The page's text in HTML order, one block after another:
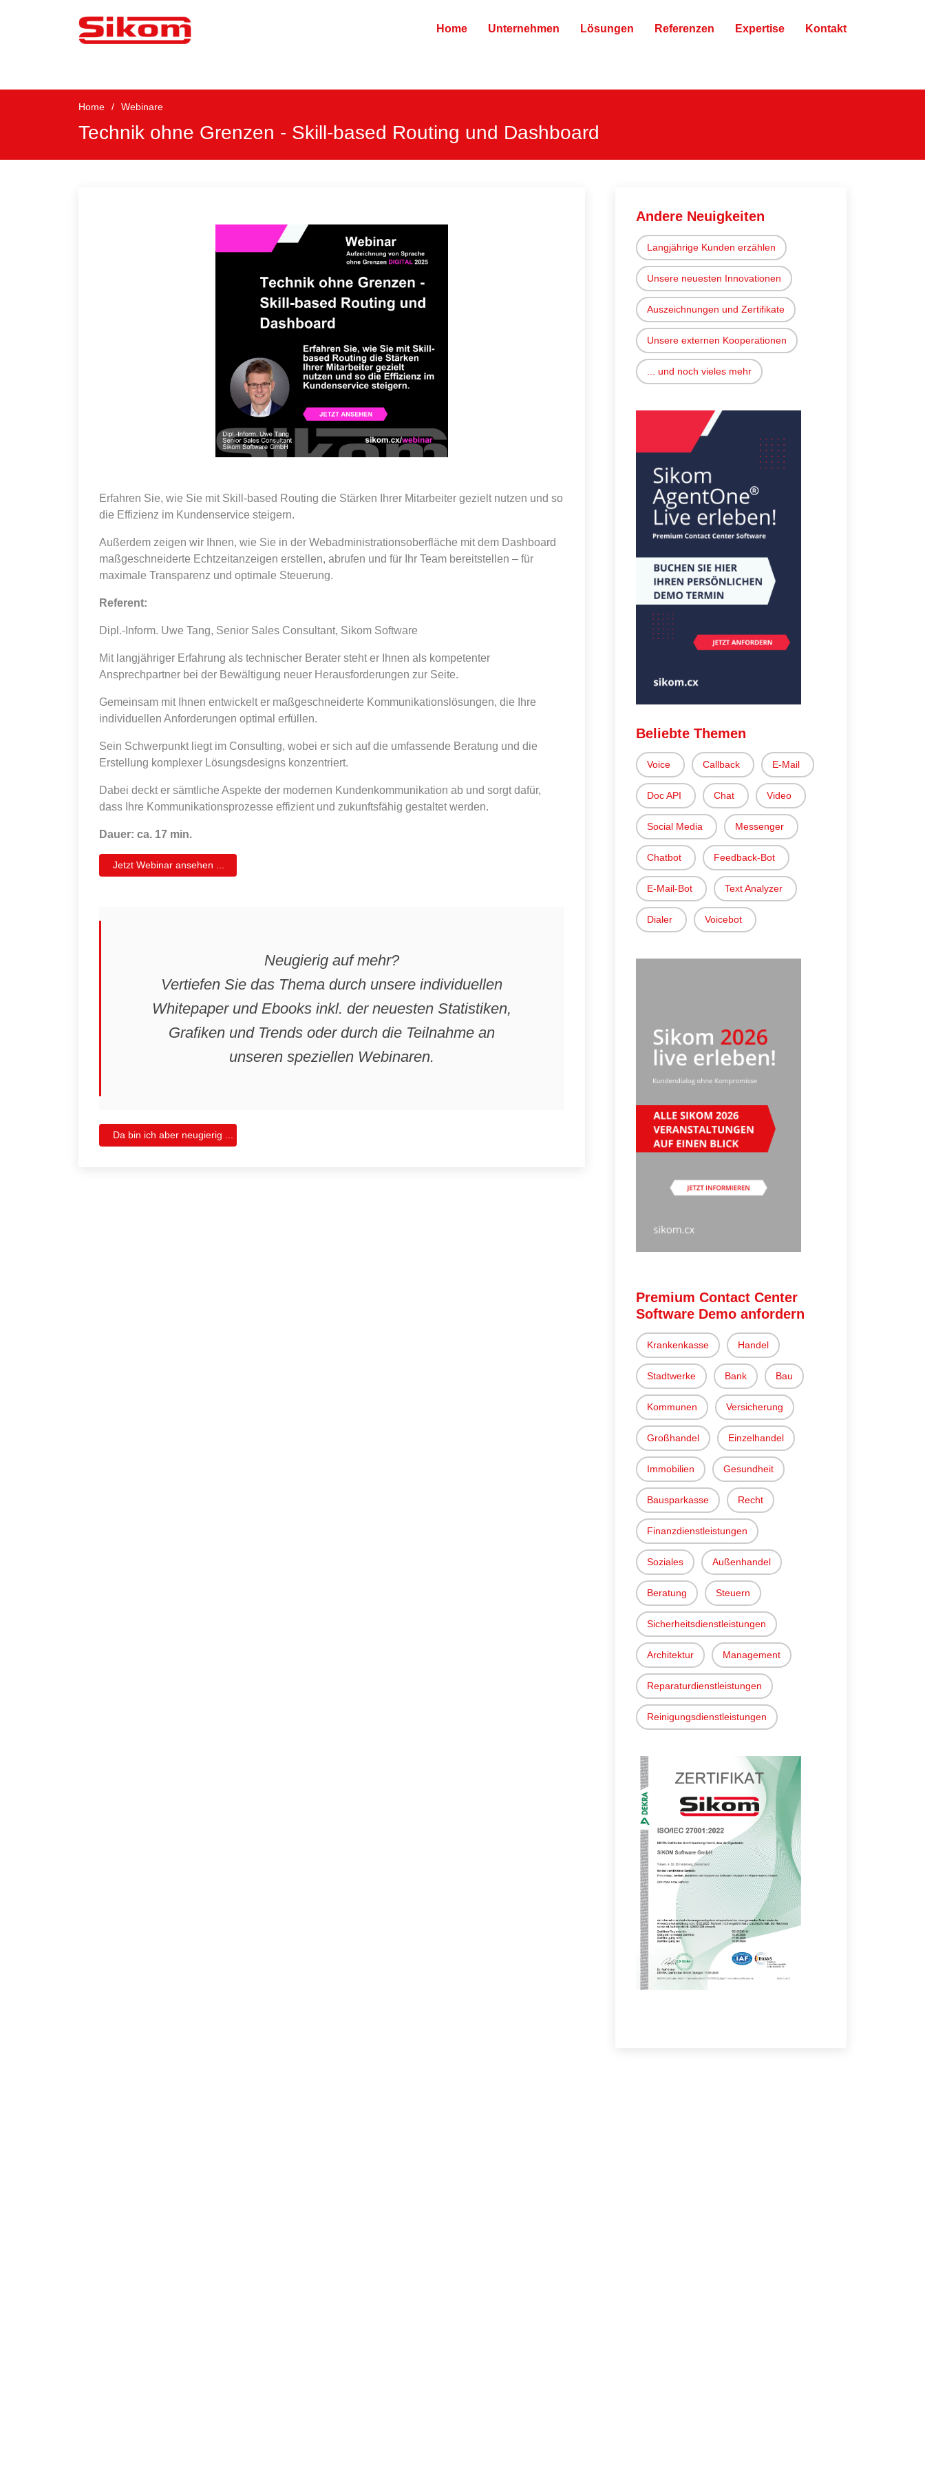
Home Unternehmen Lösungen Referenzen Expertise Kontakt
Home Webinare
Technik ohne Grenzen - Skill-based Routing und Dashboard
Erfahren Sie, wie Sie mit Skill-based Routing die Stärken Ihrer Mitarbeiter gezielt nutzen und so
die Effizienz im Kundenservice steigern.
Außerdem zeigen wir Ihnen, wie Sie in der Webadministrationsoberfläche mit dem Dashboard
maßgeschneiderte Echtzeitanzeigen erstellen, abrufen und für Ihr Team bereitstellen – für
maximale Transparenz und optimale Steuerung.
Referent:
Dipl.-Inform. Uwe Tang, Senior Sales Consultant, Sikom Software
Mit langjähriger Erfahrung als technischer Berater steht er Ihnen als kompetenter
Ansprechpartner bei der Bewältigung neuer Herausforderungen zur Seite.
Gemeinsam mit Ihnen entwickelt er maßgeschneiderte Kommunikationslösungen, die Ihre
individuellen Anforderungen optimal erfüllen.
Sein Schwerpunkt liegt im Consulting, wobei er sich auf die umfassende Beratung und die
Erstellung komplexer Lösungsdesigns konzentriert.
Dabei deckt er sämtliche Aspekte der modernen Kundenkommunikation ab und sorgt dafür,
dass Ihre Kommunikationsprozesse effizient und zukunftsfähig gestaltet werden.
Dauer: ca. 17 min.
Jetzt Webinar ansehen ...
Neugierig auf mehr?
Vertiefen Sie das Thema durch unsere individuellen
Whitepaper und Ebooks inkl. der neuesten Statistiken,
Grafiken und Trends oder durch die Teilnahme an
unseren speziellen Webinaren.
Da bin ich aber neugierig ...
Andere Neuigkeiten
Langjährige Kunden erzählen
Unsere neuesten Innovationen
Auszeichnungen und Zertifikate
Unsere externen Kooperationen
... und noch vieles mehr
Beliebte Themen
Voice Callback E-Mail
Doc API Chat Video
Social Media Messenger
Chatbot Feedback-Bot
E-Mail-Bot Text Analyzer
Dialer Voicebot
Premium Contact Center
Software Demo anfordern
Krankenkasse Handel
Stadtwerke Bank Bau
Kommunen Versicherung
Großhandel Einzelhandel
Immobilien Gesundheit
Bausparkasse Recht
Finanzdienstleistungen
Soziales Außenhandel
Beratung Steuern
Sicherheitsdienstleistungen
Architektur Management
Reparaturdienstleistungen
Reinigungsdienstleistungen